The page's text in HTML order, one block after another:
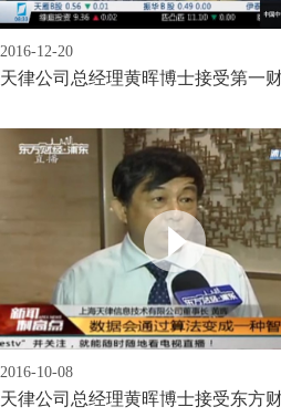
2016-12-20
天律公司总经理黄晖博士接受第一
2016-10-08
天律公司总经理黄晖博士接受东方